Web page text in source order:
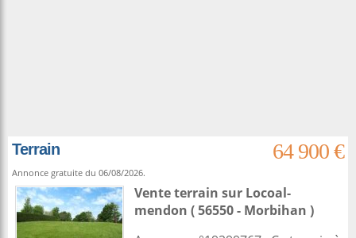
Terrain 64 900 €
Annonce gratuite du 06/08/2026.
Vente terrain sur Locoal-
mendon ( 56550 - Morbihan )